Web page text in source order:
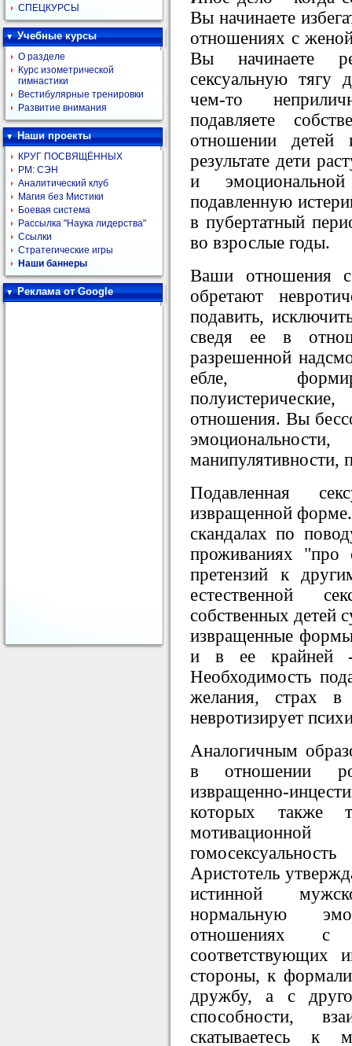
СПЕЦКУРСЫ
Учебные курсы
О разделе
Курс изометрической
гимнастики
Вестибулярные тренировки
Развитие внимания
Наши проекты
КРУГ ПОСВЯЩЁННЫХ
РМ: СЭН
Аналитический клуб
Магия без Мистики
Боевая система
Рассылка "Наука лидерства"
Ссылки
Стратегические игры
Наши баннеры
Реклама от Google
Вы начинаете
отношениях с
Вы начинаете
сексуальную тягу
чем-то
подавляете
отношении
результате дети
и
подавленную
в пубертатный
во взрослые годы.
Ваши отношения
обретают
подавить,
сведя ее в
разрешенной
ебле,
отношения. Вы
манипулятивности,
Подавленная
извращенной
скандалах по
проживаниях "про
претензий к
естественной
собственных детей
извращенные
и в ее крайней -
Необходимость
желания, страх в
невротизирует
Аналогичным
в отношении
извращенно-
которых также
Аристотель
истинной
нормальную
отношениях с
соответствующих
стороны, к
дружбу, а с
способности,
скатываетесь к